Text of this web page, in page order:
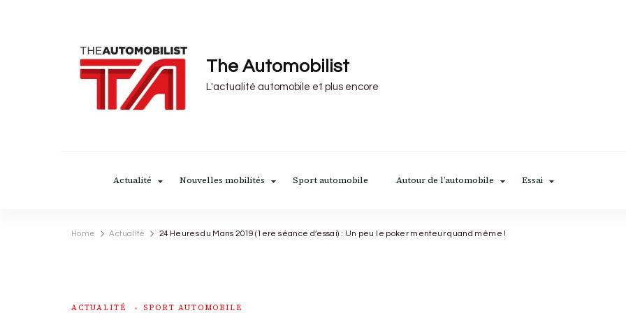
The Automobilist
L'actualité automobile et plus encore
Actualité Nouvelles mobilités Sport automobile Autour de l’automobile Essai
Home Actualité 24 Heures du Mans 2019 (1ere séance d’essai) : Un peu le poker menteur quand même !
ACTUALITÉ SPORT AUTOMOBILE